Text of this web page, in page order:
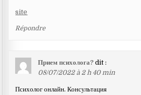
site
Répondre
Прием психолога? dit :
08/07/2022 à 2 h 40 min
Психолог онлайн. Консультация